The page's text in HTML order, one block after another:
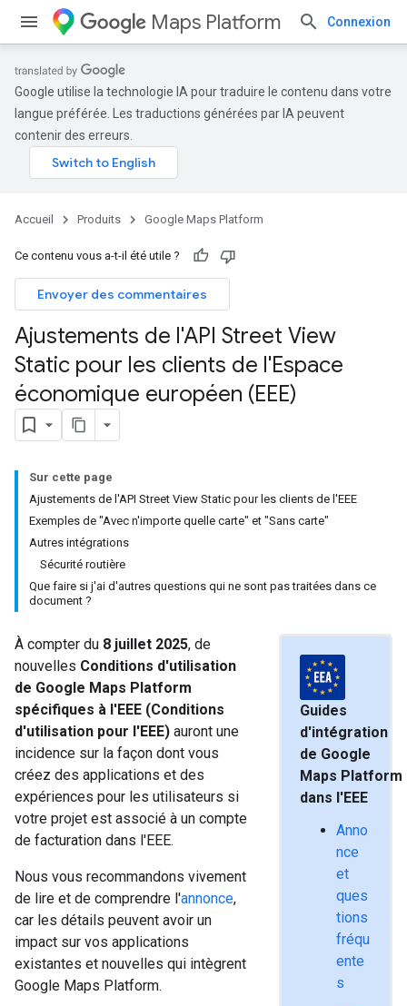
Maps Platform Connexion
Google utilise la technologie IA pour traduire le contenu dans votre
langue préférée. Les traductions générées par IA peuvent
contenir des erreurs.
Accueil Produits Google Maps Platform
Ce contenu vous a-t-il été utile ?
Envoyer des commentaires
Ajustements de l'API Street View
Static pour les clients de l'Espace
économique européen (EEE)
Sur cette page
Ajustements de l'API Street View Static pour les clients de l'EEE
Exemples de "Avec n'importe quelle carte" et "Sans carte"
Autres intégrations
Sécurité routière
Que faire si j'ai d'autres questions qui ne sont pas traitées dans ce
document ?
Guides
d'intégration
de Google
Maps Platform
dans l'EEE
Anno
nce
et
ques
tions
fréqu
ente
s
À compter du 8 juillet 2025, de
nouvelles Conditions d'utilisation
de Google Maps Platform
spécifiques à l'EEE (Conditions
d'utilisation pour l'EEE) auront une
incidence sur la façon dont vous
créez des applications et des
expériences pour les utilisateurs si
votre projet est associé à un compte
de facturation dans l'EEE.
Nous vous recommandons vivement
de lire et de comprendre l'annonce,
car les détails peuvent avoir un
impact sur vos applications
existantes et nouvelles qui intègrent
Google Maps Platform.